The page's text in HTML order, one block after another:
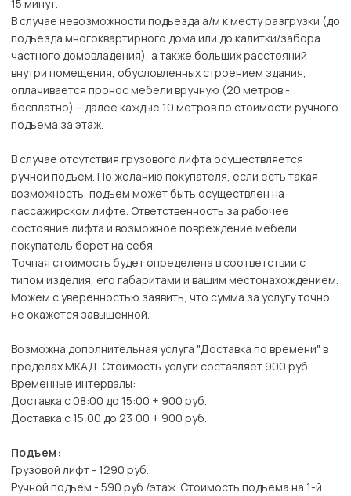
15 минут.
В случае невозможности подъезда а/м к месту разгрузки (до
подъезда многоквартирного дома или до калитки/забора
частного домовладения), а также больших расстояний
внутри помещения, обусловленных строением здания,
оплачивается пронос мебели вручную (20 метров -
бесплатно) – далее каждые 10 метров по стоимости ручного
подъема за этаж.
В случае отсутствия грузового лифта осуществляется
ручной подъем. По желанию покупателя, если есть такая
возможность, подъем может быть осуществлен на
пассажирском лифте. Ответственность за рабочее
состояние лифта и возможное повреждение мебели
покупатель берет на себя.
Точная стоимость будет определена в соответствии с
типом изделия, его габаритами и вашим местонахождением.
Можем с уверенностью заявить, что сумма за услугу точно
не окажется завышенной.
Возможна дополнительная услуга "Доставка по времени" в
пределах МКАД. Стоимость услуги составляет 900 руб.
Временные интервалы:
Доставка с 08:00 до 15:00 + 900 руб.
Доставка с 15:00 до 23:00 + 900 руб.
Подъем:
Грузовой лифт - 1290 руб.
Ручной подъем - 590 руб./этаж. Стоимость подъема на 1-й